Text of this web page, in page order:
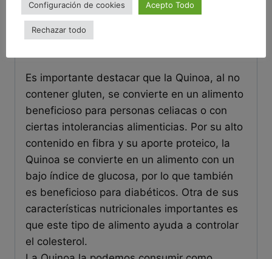
quinoa negra ecológica, quinoa roja
ecológica
Es importante destacar que la Quinoa, al no
contener gluten, se convierte en un alimento
beneficioso para personas celiacas o con
ciertas intolerancias alimenticias. Por su alto
contenido en fibra y su aporte proteico, la
Quinoa se convierte en un alimento con un
bajo índice de glucosa, por lo que también
es beneficioso para diabéticos. Otra de sus
características nutricionales importantes es
que este tipo de alimento ayuda a controlar
el colesterol.
Configuración de cookies Acepto Todo
Rechazar todo